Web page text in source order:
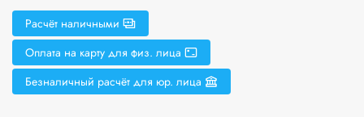
Расчёт наличными
Оплата на карту для физ. лица
Безналичный расчёт для юр. лица